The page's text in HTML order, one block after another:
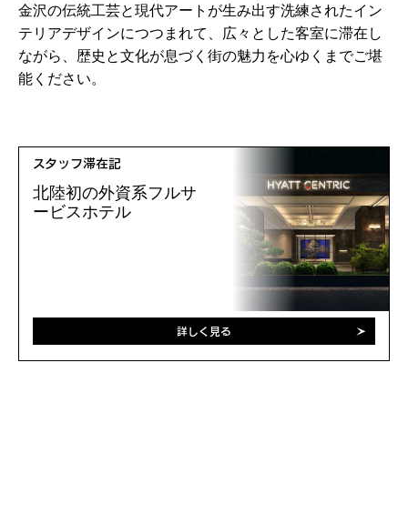
金沢の伝統工芸と現代アートが生み出す洗練されたイン
テリアデザインにつつまれて、広々とした客室に滞在し
ながら、歴史と文化が息づく街の魅力を心ゆくまでご堪
能ください。
スタッフ滞在記
北陸初の外資系フルサ
ービスホテル
詳しく見る